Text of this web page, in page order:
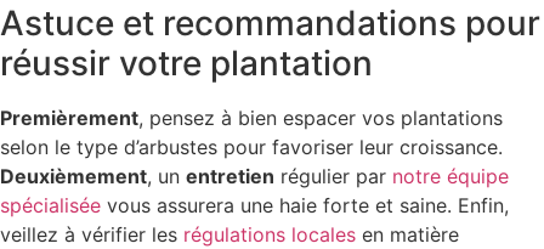
Astuce et recommandations pour
réussir votre plantation
Premièrement, pensez à bien espacer vos plantations
selon le type d’arbustes pour favoriser leur croissance.
Deuxièmement, un entretien régulier par notre équipe
spécialisée vous assurera une haie forte et saine. Enfin,
veillez à vérifier les régulations locales en matière